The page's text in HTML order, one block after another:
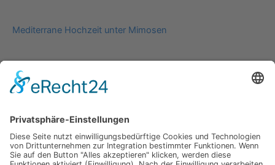
Mediterrane Hochzeit unter Mimosen
Impressum
Werbung
Einsendung
AGB
Datenschutzerklärung